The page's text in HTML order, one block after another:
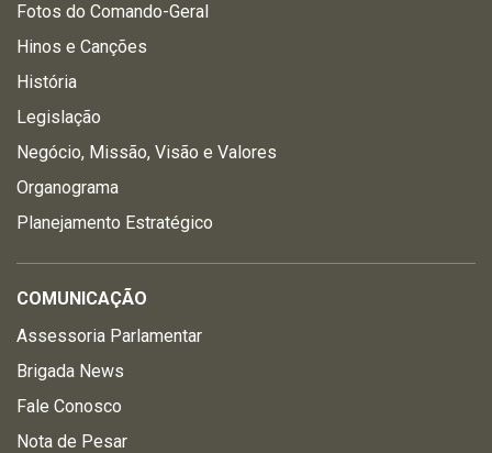
Fotos do Comando-Geral
Hinos e Canções
História
Legislação
Negócio, Missão, Visão e Valores
Organograma
Planejamento Estratégico
COMUNICAÇÃO
Assessoria Parlamentar
Brigada News
Fale Conosco
Nota de Pesar